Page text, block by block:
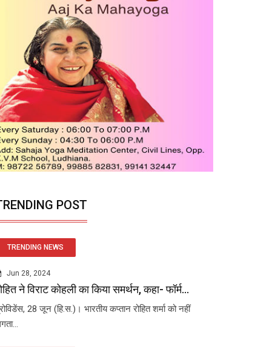
POST
TRENDING NEWS
Jun 28, 2024
ने विराट कोहली का किया समर्थन, कहा- फॉर्म...
28 जून (हि.स.)। भारतीय कप्तान रोहित शर्मा को नहीं